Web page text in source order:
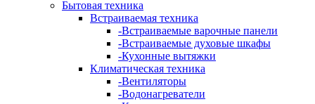
Бытовая техника
Встраиваемая техника
-Встраиваемые варочные панели
-Встраиваемые духовые шкафы
-Кухонные вытяжки
Климатическая техника
-Вентиляторы
-Водонагреватели